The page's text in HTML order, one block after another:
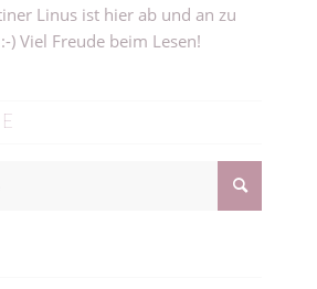
Linus ist hier ab und an zu
) Viel Freude beim Lesen!